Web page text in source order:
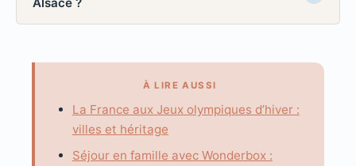
À LIRE AUSSI
La France aux Jeux olympiques d’hiver :
villes et héritage
Séjour en famille avec Wonderbox :